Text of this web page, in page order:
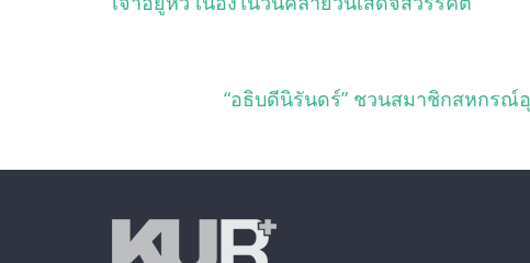
“อธิบดีนิรันดร์” ชวนสมาชิกสหกร